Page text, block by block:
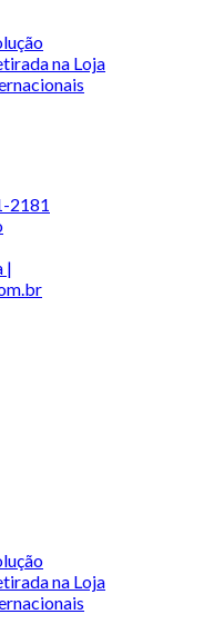
na Loja
2181
|
na Loja